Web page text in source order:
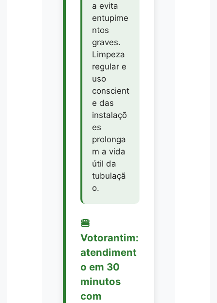
a evita
entupime
ntos
graves.
Limpeza
regular e
uso
conscient
e das
instalaçõ
es
prolonga
m a vida
útil da
tubulaçã
o.
🍔
Votorantim:
atendiment
o em 30
minutos
com